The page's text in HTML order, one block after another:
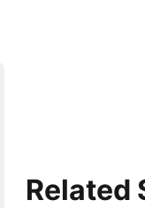
Related